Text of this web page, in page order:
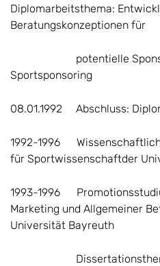
Diplomarbeitsthema:
Beratungskonzeptionen für
potentielle
Sportsponsoring
08.01.1992 Abschluss:
1992-1996
für Sportwissenschaftder
1993-1996
Marketing und Allgemeiner
Universität Bayreuth
Dissertationsthema: